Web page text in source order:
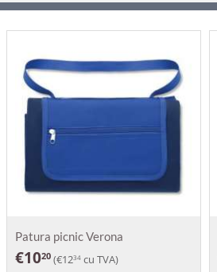
Patura picnic Verona
€1020 (€1234 cu TVA)